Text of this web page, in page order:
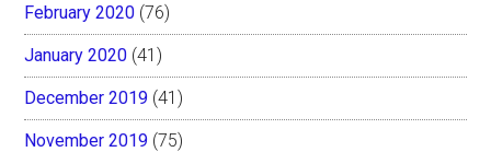
February 2020 (76)
January 2020 (41)
December 2019 (41)
November 2019 (75)